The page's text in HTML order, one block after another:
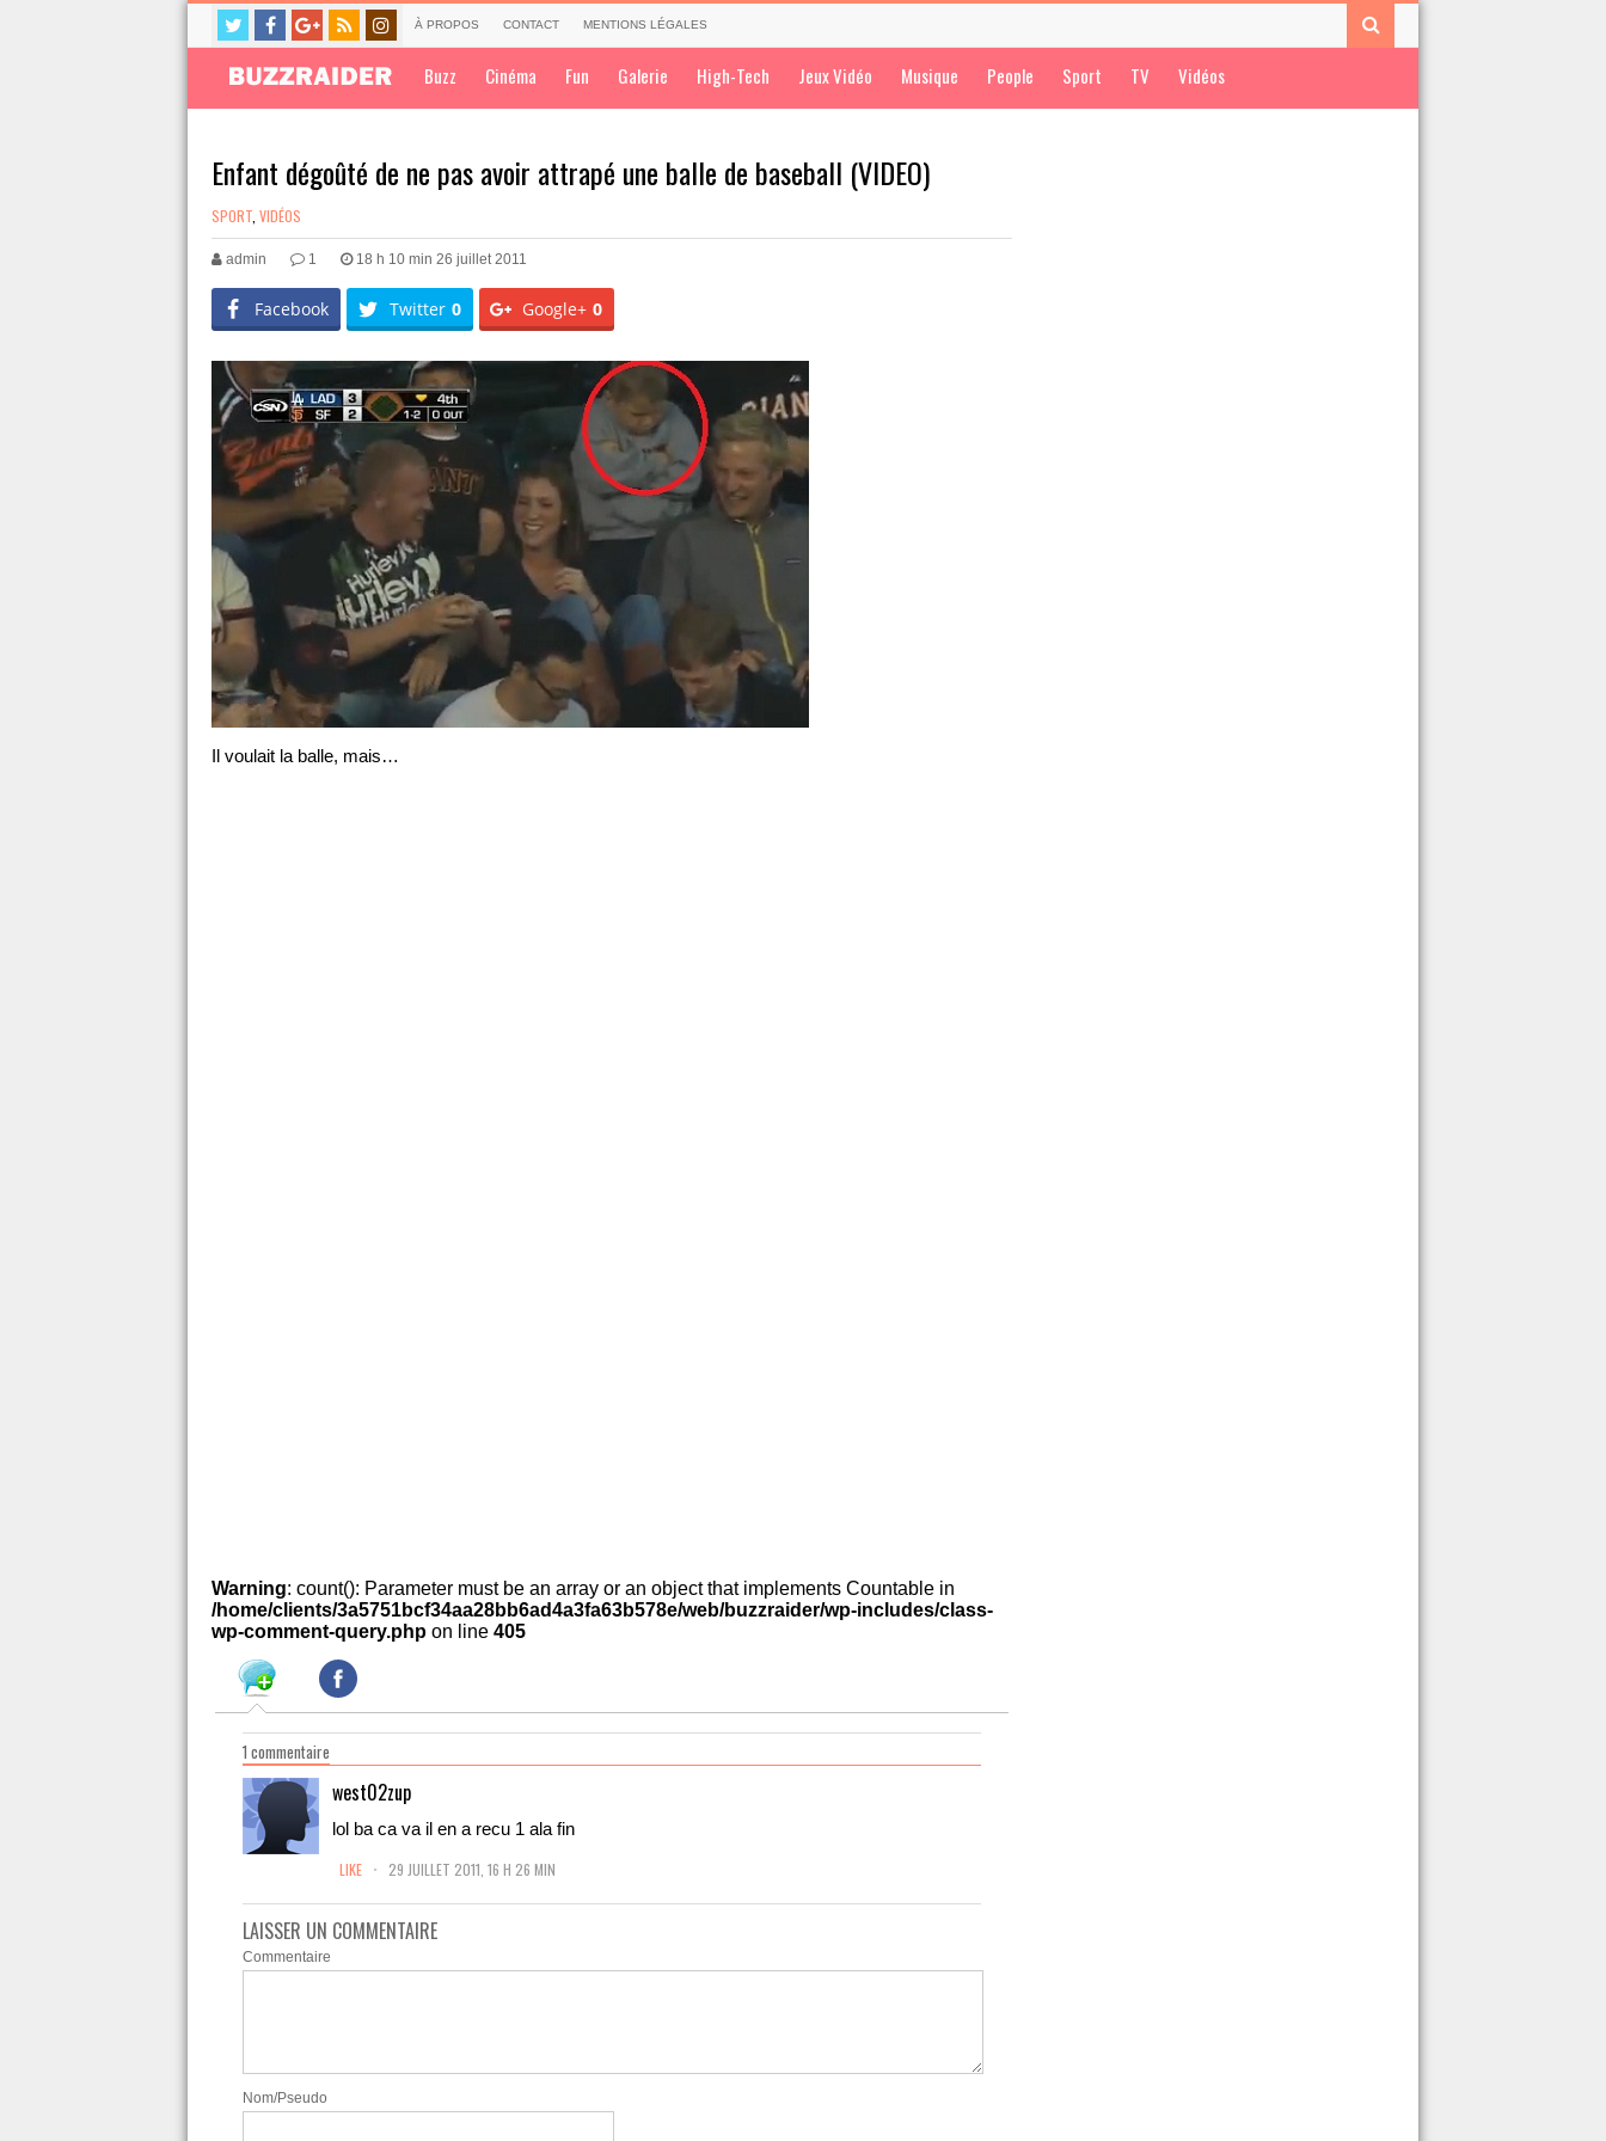
À PROPOS CONTACT MENTIONS LÉGALES
Buzz Cinéma Fun Galerie High-Tech Jeux Vidéo Musique People Sport TV Vidéos
Enfant dégoûté de ne pas avoir attrapé une balle de baseball (VIDEO)
SPORT VIDÉOS
admin 1 18 h 10 min 26 juillet 2011
Facebook Twitter 0 Google+ 0
Il voulait la balle, mais…
Warning: count(): Parameter must be an array or an object that implements Countable in
/home/clients/3a5751bcf34aa28bb6ad4a3fa63b578e/web/buzzraider/wp-includes/class-
wp-comment-query.php on line 405
1 commentaire
west02zup
lol ba ca va il en a recu 1 ala fin
LIKE . 29 JUILLET 2011, 16 H 26 MIN
LAISSER UN COMMENTAIRE
Commentaire
Nom/Pseudo